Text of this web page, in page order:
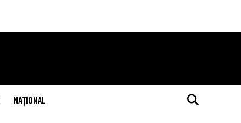
NAŢIONAL